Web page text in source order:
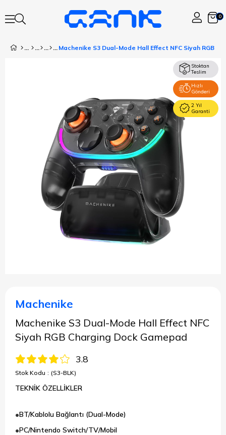
0
Stoktan
Teslim
Hızlı
Gönderi
2 Yıl
Garanti
Machenike
Machenike S3 Dual-Mode Hall Effect NFC
Siyah RGB Charging Dock Gamepad
3.8
Stok Kodu (S3-BLK)
TEKNİK ÖZELLİKLER
BT/Kablolu Bağlantı (Dual-Mode)
PC/Nintendo Switch/TV/Mobil